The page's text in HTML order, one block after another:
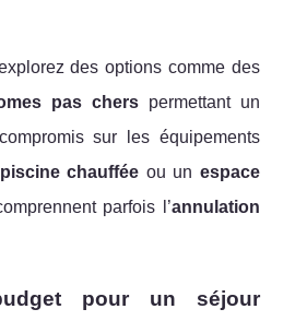
des options comme des
pas cherspermettant un
sur les équipements
piscine chauffée ou un espace
parfois l’annulation
pour un séjour